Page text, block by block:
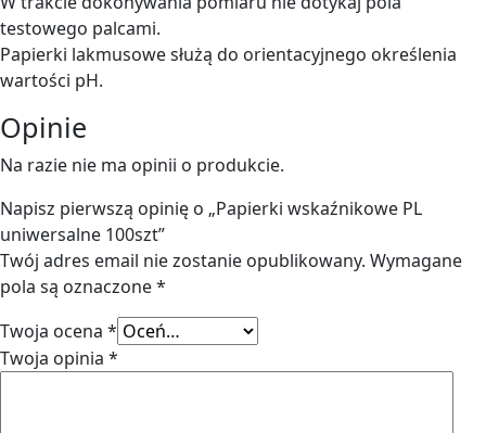
testowego palcami.
Papierki lakmusowe służą do orientacyjnego określenia
wartości pH.
Opinie
Na razie nie ma opinii o produkcie.
Napisz pierwszą opinię o „Papierki wskaźnikowe PL
uniwersalne 100szt”
Twój adres email nie zostanie opublikowany. Wymagane
pola są oznaczone*
Twoja ocena *
Twoja opinia *